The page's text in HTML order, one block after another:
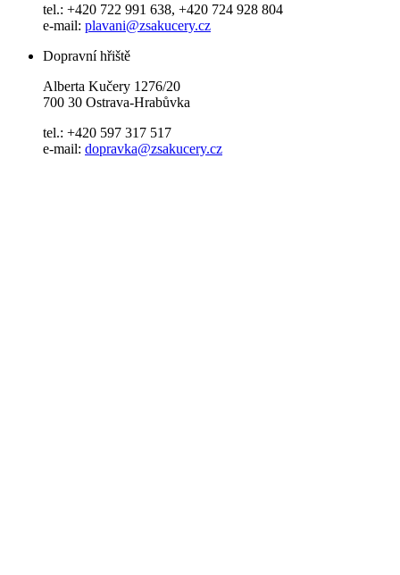
tel.: +420 722 991 638, +420 724 928 804
e-mail: plavani@zsakucery.cz
Dopravní hřiště
Alberta Kučery 1276/20
700 30 Ostrava-Hrabůvka
tel.: +420 597 317 517
e-mail: dopravka@zsakucery.cz